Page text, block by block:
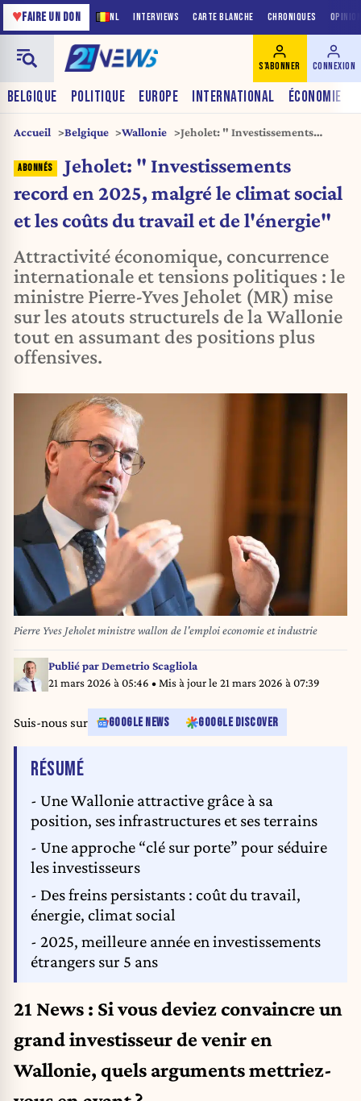
NL INTERVIEWS CARTE BLANCHE CHRONIQUES
♥FAIRE UN DON
BELGIQUE POLITIQUE EUROPE INTERNATIONAL ÉCONOMIE
S'ABONNER CONNEXION
Accueil Belgique Wallonie
Jeholet: " Investissements
social et les coûts du travail et de
l'énergie"
Jeholet: " Investissements
record en 2025, malgré le climat social
et les coûts du travail et de l'énergie"
Attractivité économique, concurrence
internationale et tensions politiques : le
ministre Pierre-Yves Jeholet (MR) mise
sur les atouts structurels de la Wallonie
tout en assumant des positions plus
offensives.
Pierre Yves Jeholet ministre wallon de l'emploi economie et industrie
Publié parDemetrio Scagliola
21 mars 2026 à 05:46 • Mis à jour le 21 mars 2026 à 07:39
Suis-nous sur GOOGLE NEWS GOOGLE DISCOVER
RÉSUMÉDE L'ARTICLE
- Une Wallonie attractive grâce à sa
position, ses infrastructures et ses terrains
- Une approche “clé sur porte” pour séduire
les investisseurs
- Des freins persistants : coût du travail,
énergie, climat social
- 2025, meilleure année en investissements
étrangers sur 5 ans
21 News : Si vous deviez convaincre un
grand investisseur de venir en
Wallonie, quels arguments mettriez-